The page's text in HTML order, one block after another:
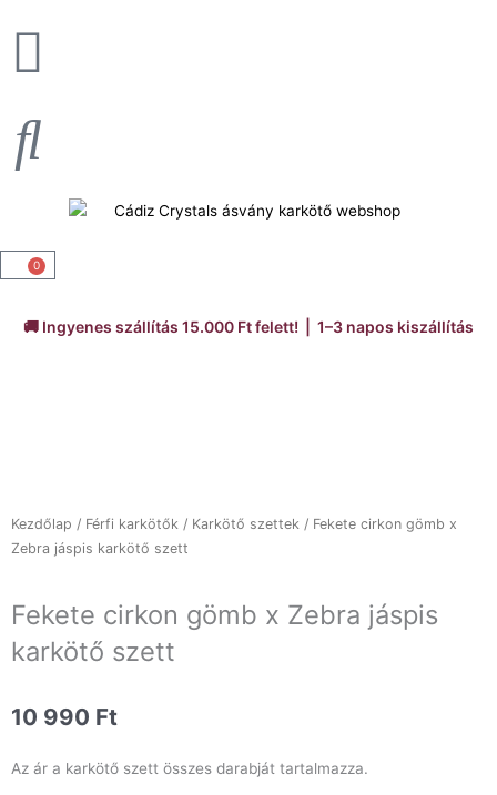
0
Kosár
🚚 Ingyenes szállítás 15.000 Ft felett! | 1–3 napos kiszállítás
Kezdőlap / Férfi karkötők / Karkötő szettek / Fekete cirkon gömb x
Zebra jáspis karkötő szett
Fekete cirkon gömb x Zebra jáspis
karkötő szett
10 990 Ft
Az ár a karkötő szett összes darabját tartalmazza.